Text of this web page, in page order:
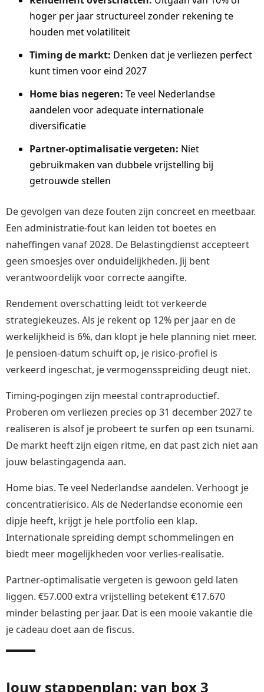
hoger per jaar structureel zonder rekening te
houden met volatiliteit
Timing de markt: Denken dat je verliezen perfect
kunt timen voor eind 2027
Home bias negeren: Te veel Nederlandse
aandelen voor adequate internationale
diversificatie
Partner-optimalisatie vergeten: Niet
gebruikmaken van dubbele vrijstelling bij
getrouwde stellen
De gevolgen van deze fouten zijn concreet en meetbaar.
Een administratie-fout kan leiden tot boetes en
naheffingen vanaf 2028. De Belastingdienst accepteert
geen smoesjes over onduidelijkheden. Jij bent
verantwoordelijk voor correcte aangifte.
Rendement overschatting leidt tot verkeerde
strategiekeuzes. Als je rekent op 12% per jaar en de
werkelijkheid is 6%, dan klopt je hele planning niet meer.
Je pensioen-datum schuift op, je risico-profiel is
verkeerd ingeschat, je vermogensspreiding deugt niet.
Timing-pogingen zijn meestal contraproductief.
Proberen om verliezen precies op 31 december 2027 te
realiseren is alsof je probeert te surfen op een tsunami.
De markt heeft zijn eigen ritme, en dat past zich niet aan
jouw belastingagenda aan.
Home bias. Te veel Nederlandse aandelen. Verhoogt je
concentratierisico. Als de Nederlandse economie een
dipje heeft, krijgt je hele portfolio een klap.
Internationale spreiding dempt schommelingen en
biedt meer mogelijkheden voor verlies-realisatie.
Partner-optimalisatie vergeten is gewoon geld laten
liggen. €57.000 extra vrijstelling betekent €17.670
minder belasting per jaar. Dat is een mooie vakantie die
je cadeau doet aan de fiscus.
Jouw stappenplan: van box 3